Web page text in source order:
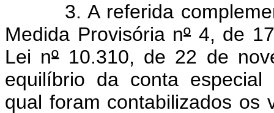
3. A referida
Medida Provisória nº4, de 17
Lei nº10.310, de 22 de
equilíbrio da conta especial
qual foram contabilizados os